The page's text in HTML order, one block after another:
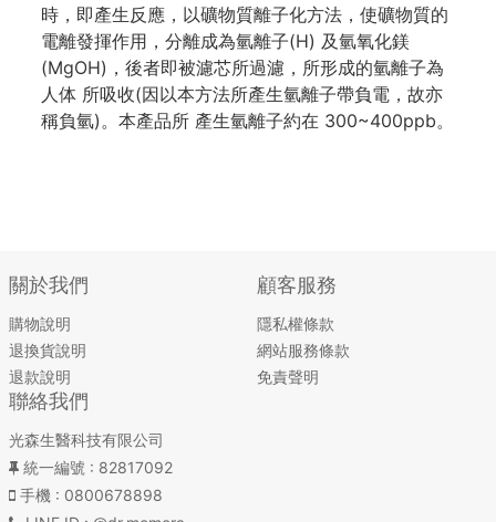
時，即產生反應，以礦物質離子化方法，使礦物質的
電離發揮作用，分離成為氫離子(H) 及氫氧化鎂
(MgOH)，後者即被濾芯所過濾，所形成的氫離子為
人体 所吸收(因以本方法所產生氫離子帶負電，故亦
稱負氫)。本產品所 產生氫離子約在 300~400ppb。
關於我們
購物說明
退換貨說明
退款說明
顧客服務
隱私權條款
網站服務條款
免責聲明
聯絡我們
光森生醫科技有限公司
統一編號 : 82817092
手機 : 0800678898